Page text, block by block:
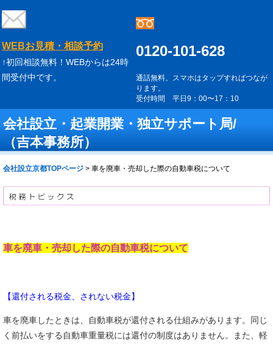
WEBお見積・相談予約
↑初回相談無料！WEBからは24時
間受付中です。
0120-101-628
通話無料。スマホはタップすればつなが
ります。
受付時間 平日9：00〜17：10
会社設立・起業開業・独立サポート局/
（吉本事務所）
会社設立京都TOPページ > 車を廃車・売却した際の自動車税について
車を廃車・売却した際の自動車税について
【還付される税金、されない税金】
車を廃車したときは、自動車税が還付される仕組みがあります。同じ
く前払いをする自動車重量税には還付の制度はありません。また、軽